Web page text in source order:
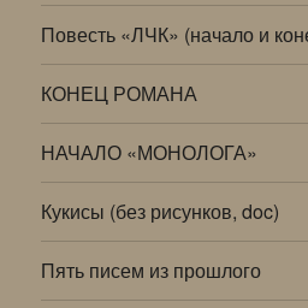
Повесть «ЛЧК» (начало и
КОНЕЦ РОМАНА
НАЧАЛО «МОНОЛОГА»
Кукисы (без рисунков, doc)
Пять писем из прошлого